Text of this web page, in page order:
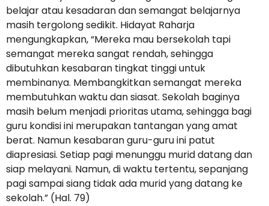
belajar atau kesadaran dan semangat belajarnya
masih tergolong sedikit. Hidayat Raharja
mengungkapkan, “Mereka mau bersekolah tapi
semangat mereka sangat rendah, sehingga
dibutuhkan kesabaran tingkat tinggi untuk
membinanya. Membangkitkan semangat mereka
membutuhkan waktu dan siasat. Sekolah baginya
masih belum menjadi prioritas utama, sehingga bagi
guru kondisi ini merupakan tantangan yang amat
berat. Namun kesabaran guru-guru ini patut
diapresiasi. Setiap pagi menunggu murid datang dan
siap melayani. Namun, di waktu tertentu, sepanjang
pagi sampai siang tidak ada murid yang datang ke
sekolah.” (Hal. 79)